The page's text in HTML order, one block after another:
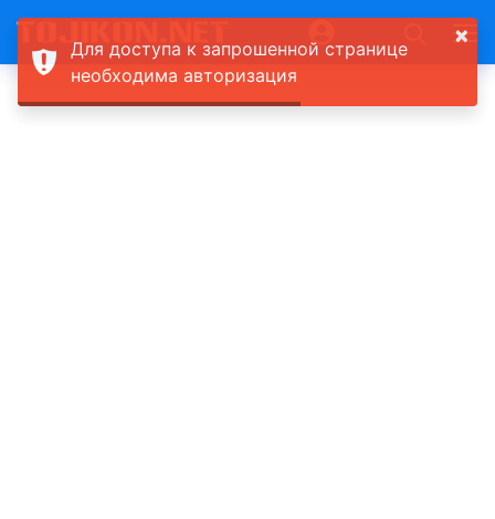
×
Для доступа к запрошенной странице
необходима авторизация